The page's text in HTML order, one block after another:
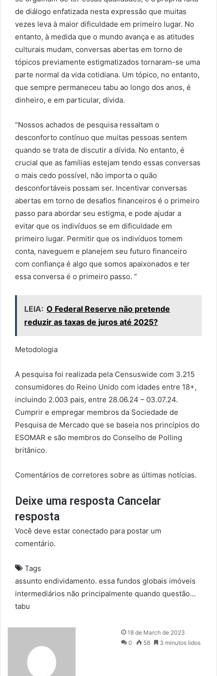
de diálogo enfatizada nesta expressão que muitas
vezes leva à maior dificuldade em primeiro lugar. No
entanto, à medida que o mundo avança e as atitudes
culturais mudam, conversas abertas em torno de
tópicos previamente estigmatizados tornaram-se uma
parte normal da vida cotidiana. Um tópico, no entanto,
que sempre permaneceu tabu ao longo dos anos, é
dinheiro, e em particular, dívida.
“Nossos achados de pesquisa ressaltam o
desconforto contínuo que muitas pessoas sentem
quando se trata de discutir a dívida. No entanto, é
crucial que as famílias estejam tendo essas conversas
o mais cedo possível, não importa o quão
desconfortáveis possam ser. Incentivar conversas
abertas em torno de desafios financeiros é o primeiro
passo para abordar seu estigma, e pode ajudar a
evitar que os indivíduos se em dificuldade em
primeiro lugar. Permitir que os indivíduos tomem
conta, naveguem e planejem seu futuro financeiro
com confiança é algo que somos apaixonados e ter
essa conversa é o primeiro passo. ”
LEIA: O Federal Reserve não pretende
reduzir as taxas de juros até 2025?
Metodologia
A pesquisa foi realizada pela Censuswide com 3.215
consumidores do Reino Unido com idades entre 18+,
incluindo 2.003 pais, entre 28.06.24 – 03.07.24.
Cumprir e empregar membros da Sociedade de
Pesquisa de Mercado que se baseia nos princípios do
ESOMAR e são membros do Conselho de Polling
britânico.
Comentários de corretores sobre as últimas notícias.
Deixe uma resposta Cancelar
resposta
Você deve estar conectado para postar um
comentário.
Tags
assunto endividamento. essa fundos globais imóveis
intermediários não principalmente quando questão…
tabu
18 de March de 2023
0
58 3 minutos lidos